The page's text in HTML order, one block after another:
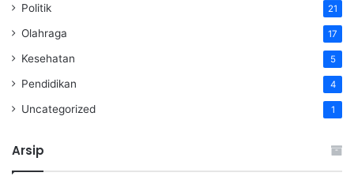
Politik 21
Olahraga 17
Kesehatan 5
Pendidikan 4
Uncategorized 1
Arsip